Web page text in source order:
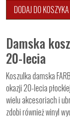
DODAJ DO KOSZYKA
Damska
20-lecia
Koszulka damska
okazji 20-lecia
wielu akcesoriach i
zdobi również winyl